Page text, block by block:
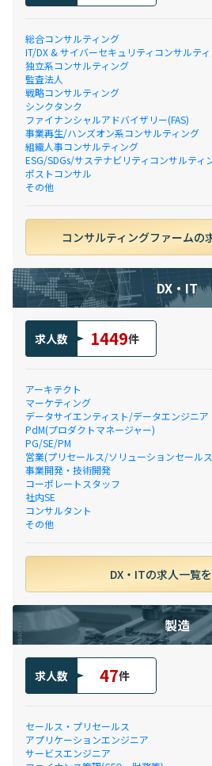
総合コンサルティング
IT/DX & サイバーセキュリティコンサルテ
独立系コンサルティング
監査法人
戦略コンサルティング
シンクタンク
ファイナンシャルアドバイザリー(FAS)
事業再生/ハンズオン系コンサルティング
組織人事コンサルティング
ESG/SDGs/サステナビリティコンサルティ
ポストコンサル
その他
コンサルティングファームの
DX・IT
求人数 1449件
アーキテクト
マーケティング
データサイエンティスト/データエンジニア
PdM(プロダクトマネージャー)
PG/SE/PM
営業(プリセールス/ソリューションセール
事業開発・技術開発
コーポレートスタッフ
社内SE
コンサルタント
その他
DX・ITの求人一覧
製造
求人数 47件
セールス・プリセールス
アプリケーションエンジニア
サービスエンジニア